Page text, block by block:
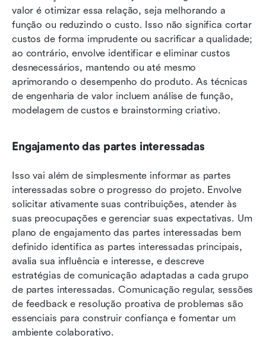
valor é otimizar essa relação, seja melhorando a
função ou reduzindo o custo. Isso não significa cortar
custos de forma imprudente ou sacrificar a qualidade;
ao contrário, envolve identificar e eliminar custos
desnecessários, mantendo ou até mesmo
aprimorando o desempenho do produto. As técnicas
de engenharia de valor incluem análise de função,
modelagem de custos e brainstorming criativo.
Engajamento das partes interessadas
Isso vai além de simplesmente informar as partes
interessadas sobre o progresso do projeto. Envolve
solicitar ativamente suas contribuições, atender às
suas preocupações e gerenciar suas expectativas. Um
plano de engajamento das partes interessadas bem
definido identifica as partes interessadas principais,
avalia sua influência e interesse, e descreve
estratégias de comunicação adaptadas a cada grupo
de partes interessadas. Comunicação regular, sessões
de feedback e resolução proativa de problemas são
essenciais para construir confiança e fomentar um
ambiente colaborativo.